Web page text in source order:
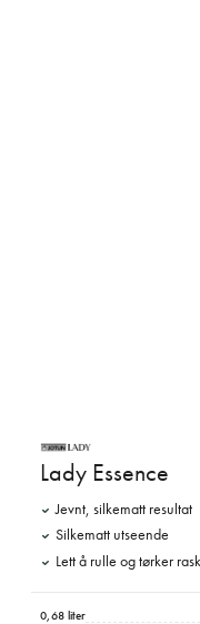
Lady Essence
Jevnt, silkematt resultat
Silkematt utseende
Lett å rulle og tørker
0,68 liter